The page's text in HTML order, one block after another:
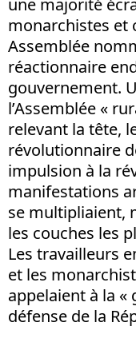
une majorité
monarchistes et
Assemblée
réactionnaire
gouvernement.
l’Assemblée «
relevant la tête,
révolutionnaire
impulsion à la
manifestations
se multipliaient,
les couches les
Les travailleurs
et les
appelaient à la «
défense de la